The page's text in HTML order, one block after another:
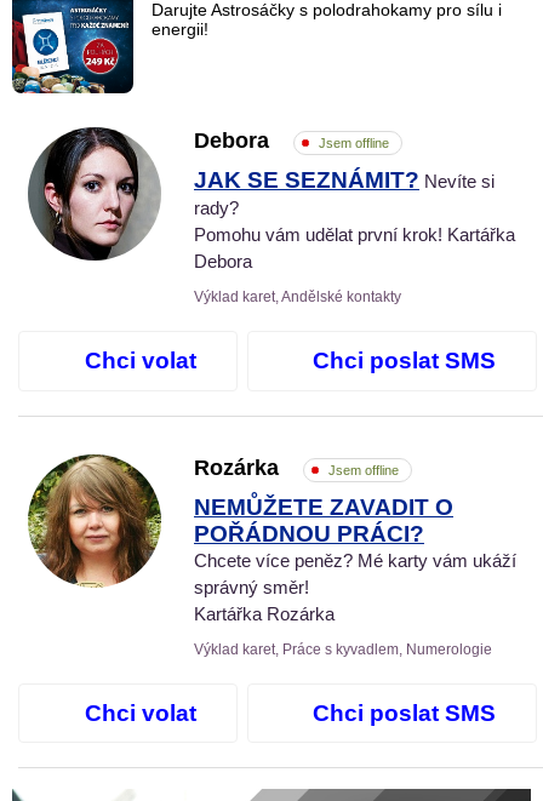
Darujte Astrosáčky s polodrahokamy pro sílu i
energii!
Debora Jsem offline
JAK SE SEZNÁMIT? Nevíte si
rady?
Pomohu vám udělat první krok! Kartářka
Debora
Výklad karet, Andělské kontakty
Chci volat Chci poslat SMS
Rozárka Jsem offline
NEMŮŽETE ZAVADIT O
POŘÁDNOU PRÁCI?
Chcete více peněz? Mé karty vám ukáží
správný směr!
Kartářka Rozárka
Výklad karet, Práce s kyvadlem, Numerologie
Chci volat Chci poslat SMS